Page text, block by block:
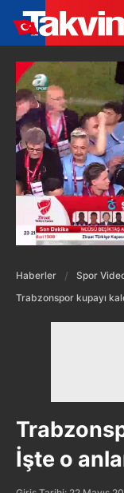
Haberler
Spor
Trabzonspor kupayı
İşte o